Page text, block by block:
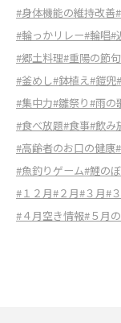
#身体機能の維持改善
#輪っかリレー#輪唱#
#郷土料理#重陽の節句
#釜めし#鉢植え#鎧兜
#集中力#雛祭り#雨の
#食べ放題#食事#飲み
#高齢者のお口の健康
#魚釣りゲーム#鯉の
#１２月#２月#３月#
#４月空き情報#５月